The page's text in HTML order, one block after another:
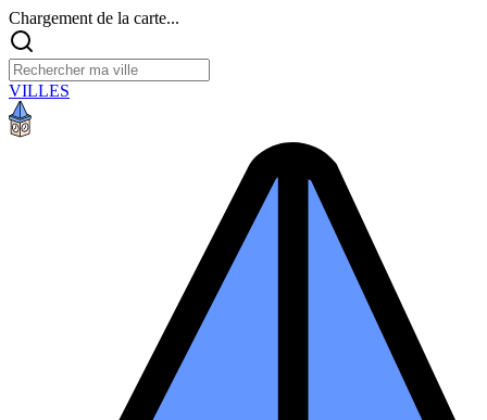
Chargement de la carte...
VILLES